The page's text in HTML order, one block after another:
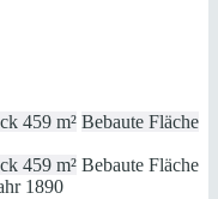
459 m² Bebaute Fläche
459 m² Bebaute Fläche
1890